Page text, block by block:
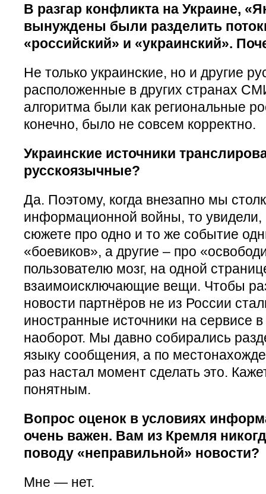
В разгар конфликта на Украине,
вынуждены были разделить
«российский» и «украинский».
Не только украинские, но и другие
расположенные в других странах
алгоритма были как региональные
конечно, было не совсем корректно.
Украинские источники
русскоязычные?
Да. Поэтому, когда внезапно мы
информационной войны, то
сюжете про одно и то же событие
«боевиков», а другие – про
пользователю мозг, на одной
взаимоисключающие вещи. Чтобы
новости партнёров не из России
иностранные источники на сервисе
наоборот. Мы давно собирались
языку сообщения, а по
раз настал момент сделать это.
понятным.
Вопрос оценок в условиях
очень важен. Вам из Кремля
поводу «неправильной» новости?
Мне — нет.